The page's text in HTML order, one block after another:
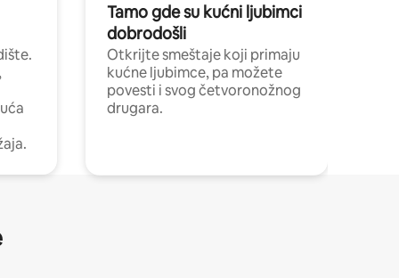
Tamo gde su kućni ljubimci
dobrodošli
Otkrijte smeštaje koji primaju
kućne ljubimce, pa možete
povesti i svog četvoronožnog
drugara.